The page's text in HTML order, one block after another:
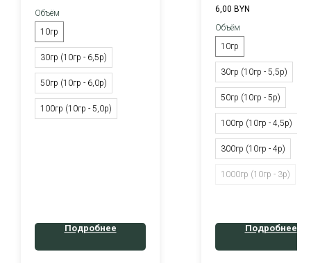
Объём
10гр
30гр (10гр - 6,5р)
50гр (10гр - 6,0р)
100гр (10гр - 5,0р)
Подробнее
6,00 BYN
Объём
10гр
30гр (10гр - 5,5р)
50гр (10гр - 5р)
100гр (10гр - 4,5р)
300гр (10гр - 4р)
1000гр (10гр - 3р)
Подробнее